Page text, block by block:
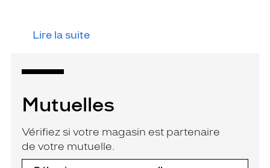
Lire la suite
Mutuelles
Vérifiez si votre magasin est partenaire
de votre mutuelle.